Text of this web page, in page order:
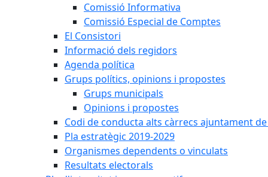
Comissió Informativa
Comissió Especial de Comptes
El Consistori
Informació dels regidors
Agenda política
Grups polítics, opinions i propostes
Grups municipals
Opinions i propostes
Codi de conducta alts càrrecs ajuntament
Pla estratègic 2019-2029
Organismes dependents o vinculats
Resultats electorals